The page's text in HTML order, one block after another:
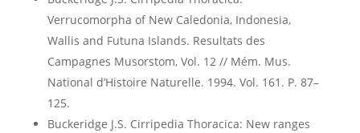
Verrucomorpha of New Caledonia, Indonesia,
Wallis and Futuna Islands. Resultats des
Campagnes Musorstom, Vol. 12 // Mém. Mus.
National d’Histoire Naturelle. 1994. Vol. 161. P. 87–
125.
Buckeridge J.S. Cirripedia Thoracica: New ranges